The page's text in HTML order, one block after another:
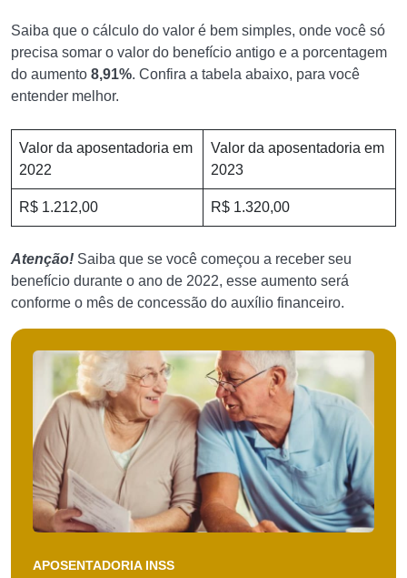
Saiba que o cálculo do valor é bem simples, onde você só
precisa somar o valor do benefício antigo e a porcentagem
do aumento 8,91%. Confira a tabela abaixo, para você
entender melhor.
Valor da aposentadoria em
2022
Valor da aposentadoria em
2023
R$ 1.212,00 R$ 1.320,00
Atenção! Saiba que se você começou a receber seu
benefício durante o ano de 2022, esse aumento será
conforme o mês de concessão do auxílio financeiro.
APOSENTADORIA INSS